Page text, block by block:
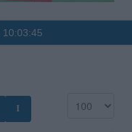
10:03:45